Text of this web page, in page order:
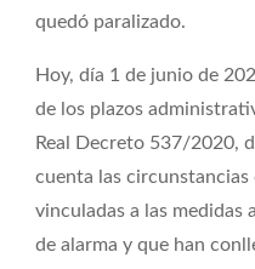
quedó paralizado.
Hoy, día 1 de junio de
de los plazos
Real Decreto 537/2020,
cuenta las
vinculadas a las medidas
de alarma y que han